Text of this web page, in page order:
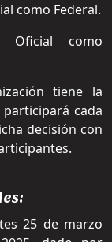
como Federal.
Oficial como
tiene la
cada
decisión con
25 de marzo